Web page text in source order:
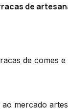
de
de comes
mercado